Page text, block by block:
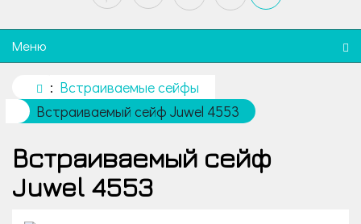
Меню
Встраиваемые сейфы
Встраиваемый сейф Juwel 4553
Встраиваемый сейф
Juwel 4553